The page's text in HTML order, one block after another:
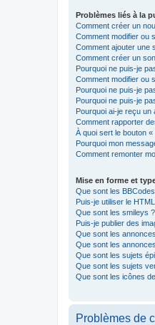
Problèmes liés à la
Comment créer un
Comment modifier ou
Comment ajouter une
Comment créer un
Pourquoi ne puis-je
Comment modifier ou
Pourquoi ne puis-je
Pourquoi ne puis-je
Pourquoi ai-je reçu un
Comment rapporter
À quoi sert le bouton
Pourquoi mon
Comment remonter
Mise en forme et
Que sont les
Puis-je utiliser le
Que sont les smileys ?
Puis-je publier des
Que sont les
Que sont les
Que sont les sujets
Que sont les sujets
Que sont les icônes
Problèmes de